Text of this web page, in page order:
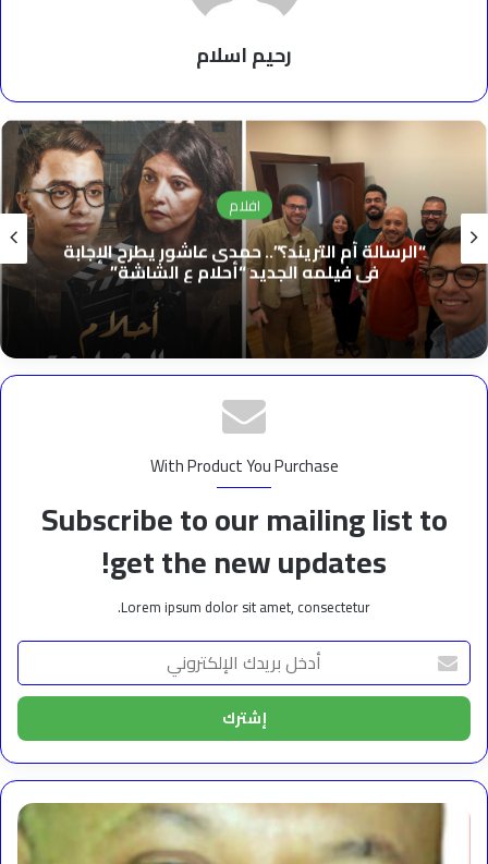
رحيم اسلام
افلام
“الرسالة أم التريند؟”.. حمدى عاشور يطرح الإجابة
فى فيلمه الجديد “أحلام ع الشاشة”
With Product You Purchase
Subscribe to our mailing list to
get the new updates!
Lorem ipsum dolor sit amet, consectetur.
أدخل
بريدك
الإلكتروني
عبث
الحرب…